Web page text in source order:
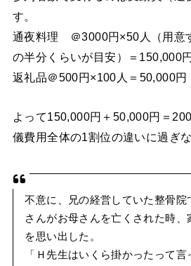
す。
通夜料理 ＠3000円×50人（用意
の半分くらいが目安）＝150,000円
返礼品＠500円×100人＝50,000円
よって150,000円＋50,000円＝
儀費用全体の1割位の違いに過ぎな
不意に、兄の経営していた整骨院
さんがお母さんを亡くされた時、
を思い出した。
「Ｈ先生はいくら掛かったって言